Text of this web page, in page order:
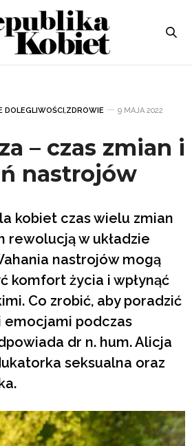
DOLEGLIWOŚCI,ZDROWIE 9 MAJA 2022
– czas zmian i
nastrojów
kobiet czas wielu zmian
rewolucją w układzie
nastrojów mogą
komfort życia i wpłynąć
Co zrobić, aby poradzić
emocjami podczas
dr n. hum. Alicja
seksualna oraz